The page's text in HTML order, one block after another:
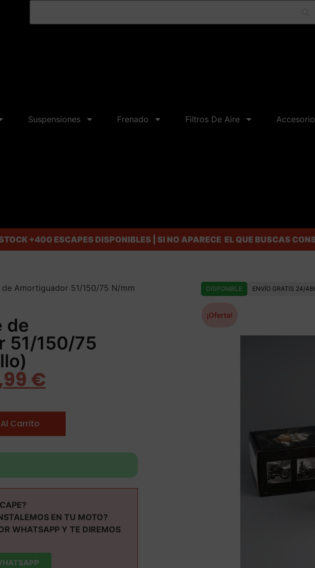
Suspensiones Frenado Filtros De Aire
+400 ESCAPES DISPONIBLES | SI NO APARECE EL QUE BUSCAS
de Amortiguador 51/150/75 N/mm
de
51/150/75
€
Carrito
EN TU MOTO?
WHATSAPP Y TE DIREMOS
DISPONIBLE ENVÍO GRATIS 24/
¡Oferta!